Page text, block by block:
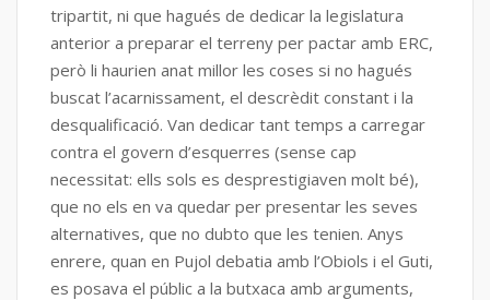
tripartit, ni que hagués de dedicar la legislatura
anterior a preparar el terreny per pactar amb ERC,
però li haurien anat millor les coses si no hagués
buscat l’acarnissament, el descrèdit constant i la
desqualificació. Van dedicar tant temps a carregar
contra el govern d’esquerres (sense cap
necessitat: ells sols es desprestigiaven molt bé),
que no els en va quedar per presentar les seves
alternatives, que no dubto que les tenien. Anys
enrere, quan en Pujol debatia amb l’Obiols i el Guti,
es posava el públic a la butxaca amb arguments,